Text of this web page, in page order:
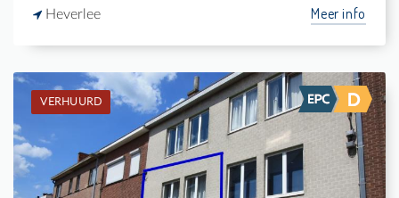
Heverlee Meer info
VERHUURD
Verhuurd: Appartement